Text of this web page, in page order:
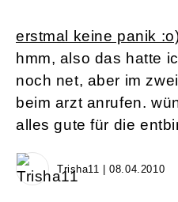
erstmal keine panik
hmm, also das hatte
noch net, aber im
beim arzt anrufen.
alles gute für die
Trisha11 | 08.04.2010